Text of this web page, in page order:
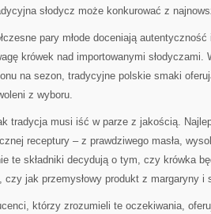
słodycz może konkurować z
pary młode doceniają
krówek nad importowanymi
na sezon, tradycyjne polskie smaki
z wyboru.
tradycja musi iść w parze z jakością.
receptury – z prawdziwego masła,
te składniki decydują o tym, czy krówka
czy jak przemysłowy produkt z margaryny i
którzy zrozumieli te oczekiwania,